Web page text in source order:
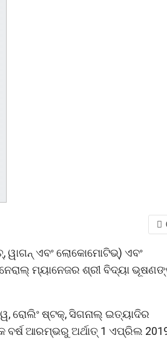
ୱାଗନ୍ ଏବଂ ଲୋକୋମୋଟିଭ୍) ଏବଂ
ମ୍ୟାନେଜର ଶ୍ରୀ ବିଦ୍ୟା
ରୋଲିଂ ଷ୍ଟକ୍, ସିଗନାଲ୍ ଇତ୍ୟାଦିର
ବର୍ଷ ଆରମ୍ଭରୁ ଅର୍ଥାତ୍ 1 ଏପ୍ରିଲ